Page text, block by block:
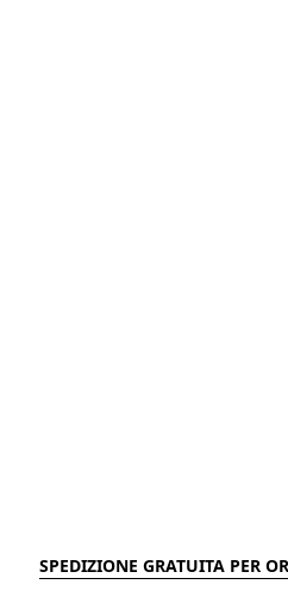
SPEDIZIONE GRATUITA PER